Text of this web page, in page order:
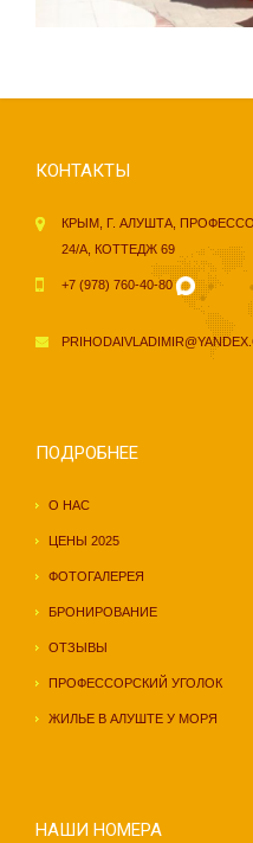
КОНТАКТЫ
КРЫМ, Г. АЛУШТА,
24/А, КОТТЕДЖ 69
+7 (978) 760-40-80
ПОДРОБНЕЕ
О НАС
ЦЕНЫ 2025
ФОТОГАЛЕРЕЯ
БРОНИРОВАНИЕ
ОТЗЫВЫ
ПРОФЕССОРСКИЙ УГОЛОК
ЖИЛЬЕ В АЛУШТЕ У МОРЯ
НАШИ НОМЕРА